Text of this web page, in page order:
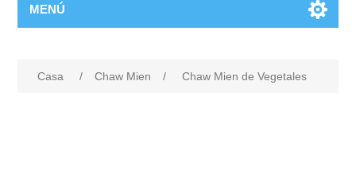
MENÚ
Casa / Chaw Mien / Chaw Mien de Vegetales